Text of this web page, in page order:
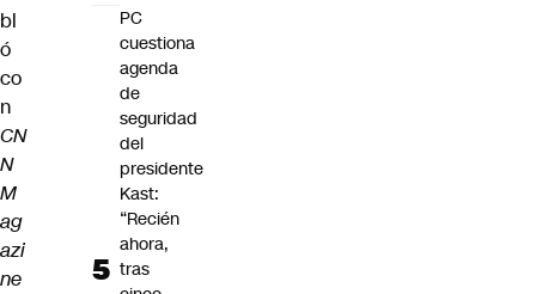
bl
ó
co
n
CN
N
M
ag
azi
ne
PC
cuestiona
agenda
de
seguridad
del
presidente
Kast:
“Recién
ahora,
tras